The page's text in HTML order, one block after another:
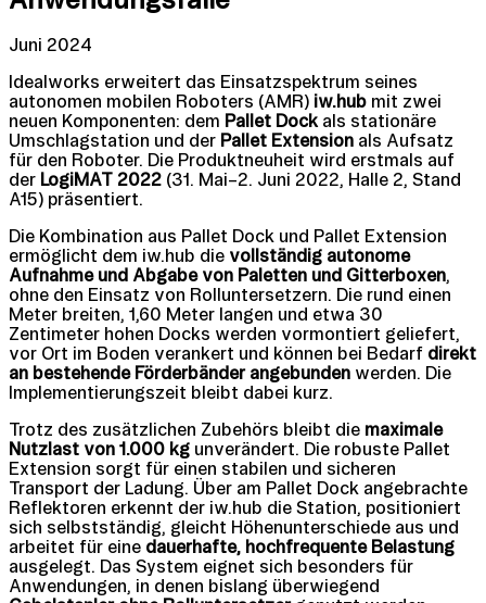
Juni 2024
Idealworks erweitert das Einsatzspektrum seines
autonomen mobilen Roboters (AMR) iw.hub mit zwei
neuen Komponenten: dem Pallet Dock als stationäre
Umschlagstation und der Pallet Extension als Aufsatz
für den Roboter. Die Produktneuheit wird erstmals auf
der LogiMAT 2022 (31. Mai–2. Juni 2022, Halle 2, Stand
A15) präsentiert.
Die Kombination aus Pallet Dock und Pallet Extension
ermöglicht dem iw.hub die vollständig autonome
Aufnahme und Abgabe von Paletten und Gitterboxen,
ohne den Einsatz von Rolluntersetzern. Die rund einen
Meter breiten, 1,60 Meter langen und etwa 30
Zentimeter hohen Docks werden vormontiert geliefert,
vor Ort im Boden verankert und können bei Bedarf direkt
an bestehende Förderbänder angebunden werden. Die
Implementierungszeit bleibt dabei kurz.
Trotz des zusätzlichen Zubehörs bleibt die maximale
Nutzlast von 1.000 kg unverändert. Die robuste Pallet
Extension sorgt für einen stabilen und sicheren
Transport der Ladung. Über am Pallet Dock angebrachte
Reflektoren erkennt der iw.hub die Station, positioniert
sich selbstständig, gleicht Höhenunterschiede aus und
arbeitet für eine dauerhafte, hochfrequente Belastung
ausgelegt. Das System eignet sich besonders für
Anwendungen, in denen bislang überwiegend